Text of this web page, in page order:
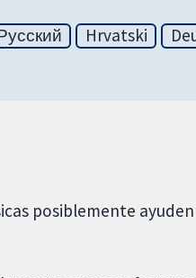
Hrvatski
posiblemente